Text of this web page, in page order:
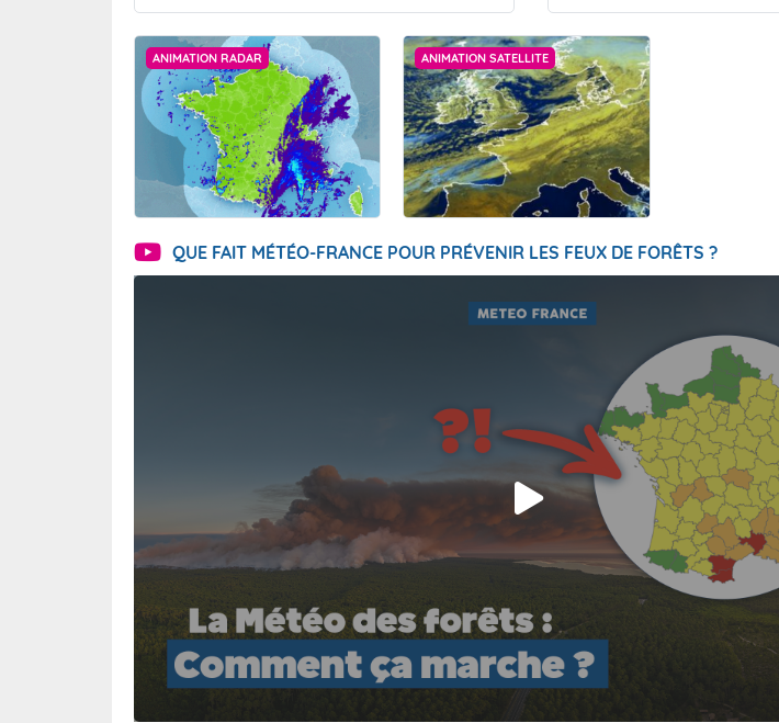
ANIMATION RADAR ANIMATION SATELLITE
QUE FAIT MÉTÉO-FRANCE POUR PRÉVENIR LES FEUX DE FORÊTS ?